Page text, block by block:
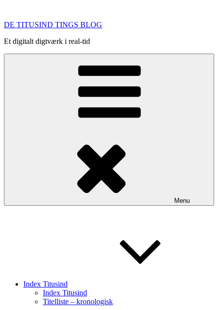
indhold
DE TITUSIND TINGS BLOG
Et digitalt digtværk i real-tid
Menu
Index Titusind
Index Titusind
Titelliste – kronologisk